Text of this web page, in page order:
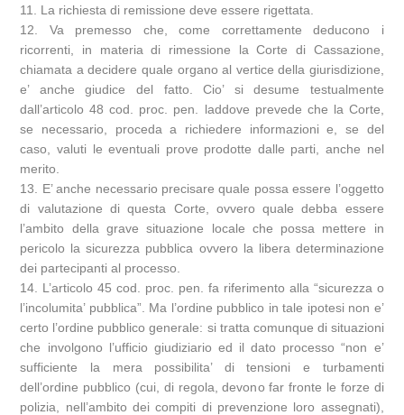
11. La richiesta di remissione deve essere rigettata.
12. Va premesso che, come correttamente deducono i
ricorrenti, in materia di rimessione la Corte di Cassazione,
chiamata a decidere quale organo al vertice della giurisdizione,
e’ anche giudice del fatto. Cio’ si desume testualmente
dall’articolo 48 cod. proc. pen. laddove prevede che la Corte,
se necessario, proceda a richiedere informazioni e, se del
caso, valuti le eventuali prove prodotte dalle parti, anche nel
merito.
13. E’ anche necessario precisare quale possa essere l’oggetto
di valutazione di questa Corte, ovvero quale debba essere
l’ambito della grave situazione locale che possa mettere in
pericolo la sicurezza pubblica ovvero la libera determinazione
dei partecipanti al processo.
14. L’articolo 45 cod. proc. pen. fa riferimento alla “sicurezza o
l’incolumita’ pubblica”. Ma l’ordine pubblico in tale ipotesi non e’
certo l’ordine pubblico generale: si tratta comunque di situazioni
che involgono l’ufficio giudiziario ed il dato processo “non e’
sufficiente la mera possibilita’ di tensioni e turbamenti
dell’ordine pubblico (cui, di regola, devono far fronte le forze di
polizia, nell’ambito dei compiti di prevenzione loro assegnati),